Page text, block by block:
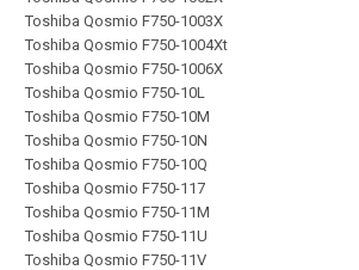
Toshiba Qosmio F750-1003X
Toshiba Qosmio F750-1004Xt
Toshiba Qosmio F750-1006X
Toshiba Qosmio F750-10L
Toshiba Qosmio F750-10M
Toshiba Qosmio F750-10N
Toshiba Qosmio F750-10Q
Toshiba Qosmio F750-117
Toshiba Qosmio F750-11M
Toshiba Qosmio F750-11U
Toshiba Qosmio F750-11V